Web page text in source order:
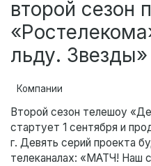
второй сезон
льду. Звезды»
Компании
Второй сезон телешоу
стартует 1 сентября и
г. Девять серий проекта
телеканалах: «МАТЧ! Наш